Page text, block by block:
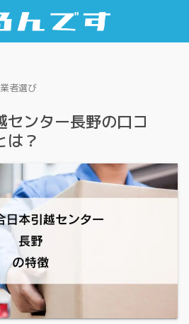
者選び
センター長野の口コ
は？